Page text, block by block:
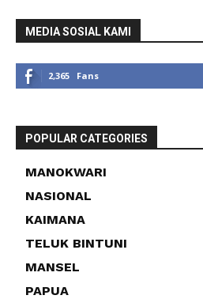
MEDIA SOSIAL KAMI
2,365 Fans
POPULAR CATEGORIES
MANOKWARI
NASIONAL
KAIMANA
TELUK BINTUNI
MANSEL
PAPUA